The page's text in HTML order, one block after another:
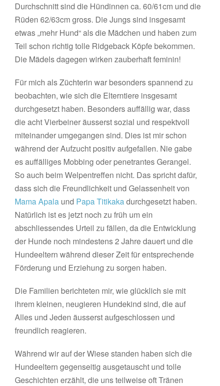
Durchschnitt sind die Hündinnen ca. 60/61cm und die
Rüden 62/63cm gross. Die Jungs sind insgesamt
etwas „mehr Hund“ als die Mädchen und haben zum
Teil schon richtig tolle Ridgeback Köpfe bekommen.
Die Mädels dagegen wirken zauberhaft feminin!
Für mich als Züchterin war besonders spannend zu
beobachten, wie sich die Elterntiere insgesamt
durchgesetzt haben. Besonders auffällig war, dass
die acht Vierbeiner äusserst sozial und respektvoll
miteinander umgegangen sind. Dies ist mir schon
während der Aufzucht positiv aufgefallen. Nie gabe
es auffälliges Mobbing oder penetrantes Gerangel.
So auch beim Welpentreffen nicht. Das spricht dafür,
dass sich die Freundlichkeit und Gelassenheit von
Mama Apala und Papa Titikakadurchgesetzt haben.
Natürlich ist es jetzt noch zu früh um ein
abschliessendes Urteil zu fällen, da die Entwicklung
der Hunde noch mindestens 2 Jahre dauert und die
Hundeeltern während dieser Zeit für entsprechende
Förderung und Erziehung zu sorgen haben.
Die Familien berichteten mir, wie glücklich sie mit
ihrem kleinen, neugieren Hundekind sind, die auf
Alles und Jeden äusserst aufgeschlossen und
freundlich reagieren.
Während wir auf der Wiese standen haben sich die
Hundeeltern gegenseitig ausgetauscht und tolle
Geschichten erzählt, die uns teilweise oft Tränen